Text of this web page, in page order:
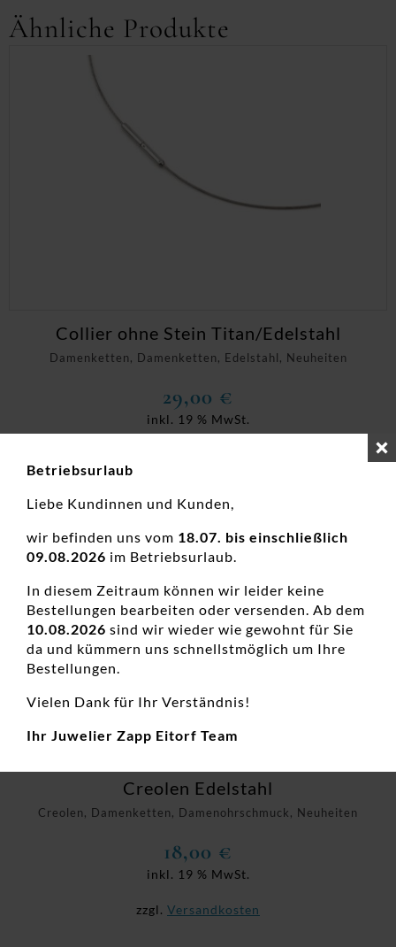
Ähnliche Produkte
Damenketten, Damenketten, Edelstahl, Neuheiten
Collier ohne Stein Titan/Edelstahl
29,00 €
inkl. 19 % MwSt.
Creolen, Damenketten, Damenohrschmuck, Neuheiten
Creolen Edelstahl
18,00 €
inkl. 19 % MwSt.
zzgl. Versandkosten
Betriebsurlaub
Liebe Kundinnen und Kunden,
wir befinden uns vom 18.07. bis einschließlich
09.08.2026 im Betriebsurlaub.
In diesem Zeitraum können wir leider keine
Bestellungen bearbeiten oder versenden. Ab dem
10.08.2026 sind wir wieder wie gewohnt für Sie
da und kümmern uns schnellstmöglich um Ihre
Bestellungen.
Vielen Dank für Ihr Verständnis!
Ihr Juwelier Zapp Eitorf Team